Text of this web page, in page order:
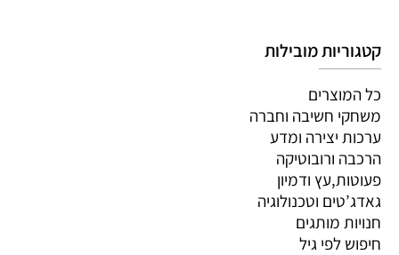
קטגוריות מובילות
כל המוצרים
משחקי חשיבה וחברה
ערכות יצירה ומדע
הרכבה ורובוטיקה
פעוטות,עץ ודמיון
גאדג’טים וטכנולוגיה
חנויות מותגים
חיפוש לפי גיל